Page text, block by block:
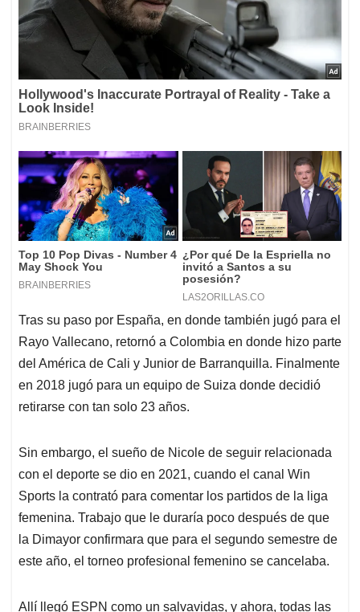
Tras su paso por España, en donde también jugó para el
Rayo Vallecano, retornó a Colombia en donde hizo parte
del América de Cali y Junior de Barranquilla. Finalmente
en 2018 jugó para un equipo de Suiza donde decidió
retirarse con tan solo 23 años.
Sin embargo, el sueño de Nicole de seguir relacionada
con el deporte se dio en 2021, cuando el canal Win
Sports la contrató para comentar los partidos de la liga
femenina. Trabajo que le duraría poco después de que
la Dimayor confirmara que para el segundo semestre de
este año, el torneo profesional femenino se cancelaba.
Allí llegó ESPN como un salvavidas, y ahora, todas las